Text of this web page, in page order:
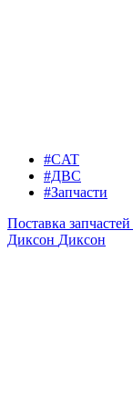
#CAT
#ДВС
#Запчасти
Поставка запчастей
Диксон Диксон